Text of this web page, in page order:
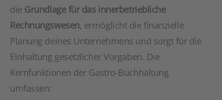
die Grundlage für das innerbetriebliche
Rechnungswesen, ermöglicht die finanzielle
Planung deines Unternehmens und sorgt für die
Einhaltung gesetzlicher Vorgaben. Die
Kernfunktionen der Gastro-Buchhaltung
umfassen: